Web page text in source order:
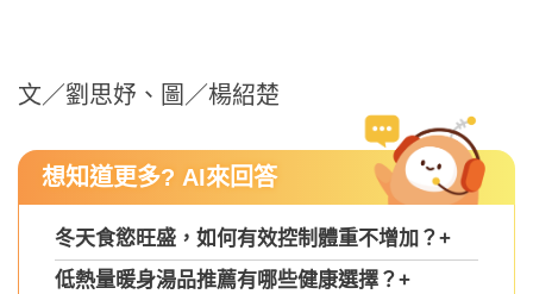
文／劉思妤、圖／楊紹楚
想知道更多? AI來回答
冬天食慾旺盛，如何有效控制體重不增加？+
低熱量暖身湯品推薦有哪些健康選擇？+